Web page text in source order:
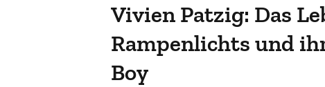
Vivien Patzig: Das
Rampenlichts und
Boy